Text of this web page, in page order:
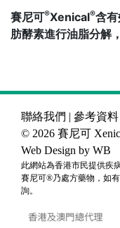
賽尼可®Xenical®含
肪酵素進行油脂分解
聯絡我們 | 參考資料
© 2026 賽尼可
Web Design by WB
此網站為香港市民提供疾
賽尼可®乃處方藥物，如
詢。